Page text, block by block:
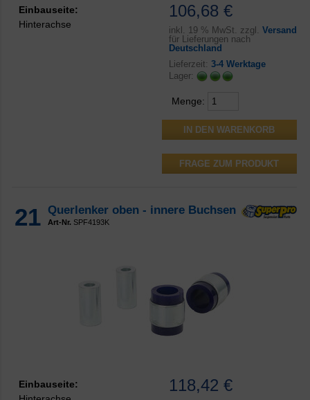
106,68 €
inkl. 19 % MwSt. zzgl. Versand
für Lieferungen nach
Deutschland
Lieferzeit: 3-4 Werktage
Lager:
Menge:
FRAGE ZUM PRODUKT
Einbauseite:
Hinterachse
21 Querlenker oben - innere Buchsen
Art-Nr. SPF4193K
118,42 €
Einbauseite: